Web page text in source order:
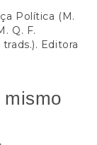
Política (M.
Q. F.
Editora